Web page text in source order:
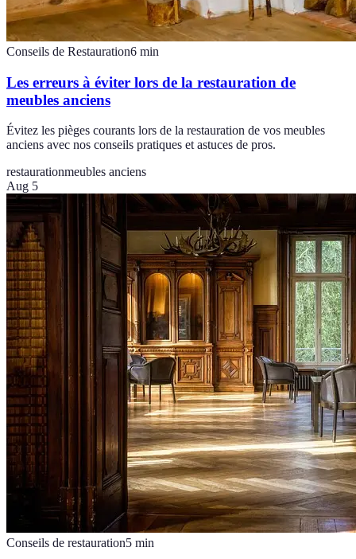
Conseils de Restauration6 min
Les erreurs à éviter lors de la restauration de
meubles anciens
Évitez les pièges courants lors de la restauration de vos meubles
anciens avec nos conseils pratiques et astuces de pros.
restaurationmeubles anciens
Aug 5
Conseils de restauration5 min